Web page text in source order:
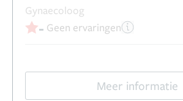
Gynaecoloog
- Geen ervaringen
Meer informatie